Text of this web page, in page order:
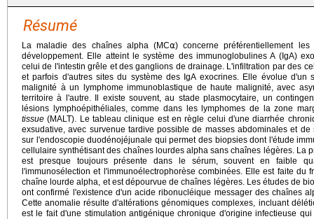
Résumé
La maladie des chaînes alpha (MC⍺) concerne préférentiellement
développement. Elle atteint le système des immunoglobulines A (IgA)
celui de l'intestin grêle et des ganglions de drainage. L'infiltration par des
et parfois d'autres sites du système des IgA exocrines. Elle évolue d'un
malignité à un lymphome immunoblastique de haute malignité, avec
territoire à l'autre. Il existe souvent, au stade plasmocytaire, un
lésions lymphoépithéliales, comme dans les lymphomes de la zone
tissue (MALT). Le tableau clinique est en règle celui d'une diarrhée
exsudative, avec survenue tardive possible de masses abdominales et
sur l'endoscopie duodénojéjunale qui permet des biopsies dont l'étude
cellulaire synthétisant des chaînes lourdes alpha sans chaînes légères. La
est presque toujours présente dans le sérum, souvent en faible
l'immunosélection et l'immunoélectrophorèse combinées. Elle est faite du
chaîne lourde alpha, et est dépourvue de chaînes légères. Les études de
ont confirmé l'existence d'un acide ribonucléique messager des chaînes
Cette anomalie résulte d'altérations génomiques complexes, incluant
est le fait d'une stimulation antigénique chronique d'origine infectieuse